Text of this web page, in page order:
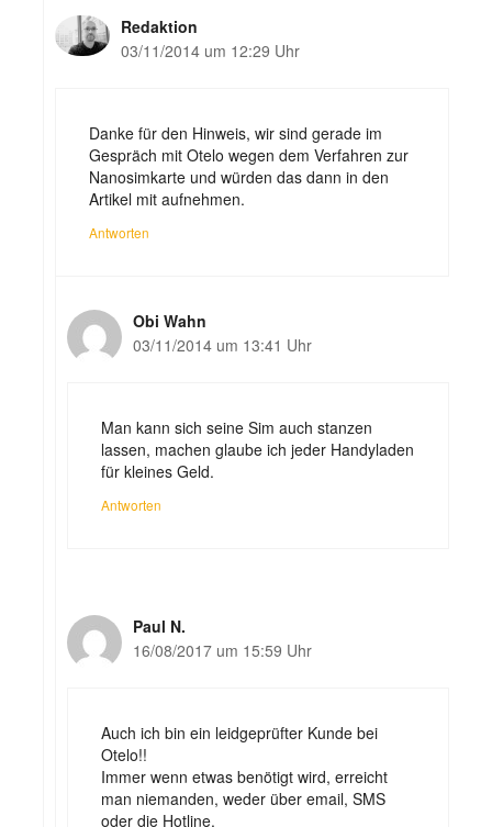
Redaktion
03/11/2014 um 12:29 Uhr
Danke für den Hinweis, wir sind gerade im
Gespräch mit Otelo wegen dem Verfahren zur
Nanosimkarte und würden das dann in den
Artikel mit aufnehmen.
Antworten
Obi Wahn
03/11/2014 um 13:41 Uhr
Man kann sich seine Sim auch stanzen
lassen, machen glaube ich jeder Handyladen
für kleines Geld.
Antworten
Paul N.
16/08/2017 um 15:59 Uhr
Auch ich bin ein leidgeprüfter Kunde bei
Otelo!!
Immer wenn etwas benötigt wird, erreicht
man niemanden, weder über email, SMS
oder die Hotline.